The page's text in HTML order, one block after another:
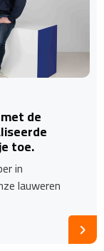
de
toe.
in
lauweren